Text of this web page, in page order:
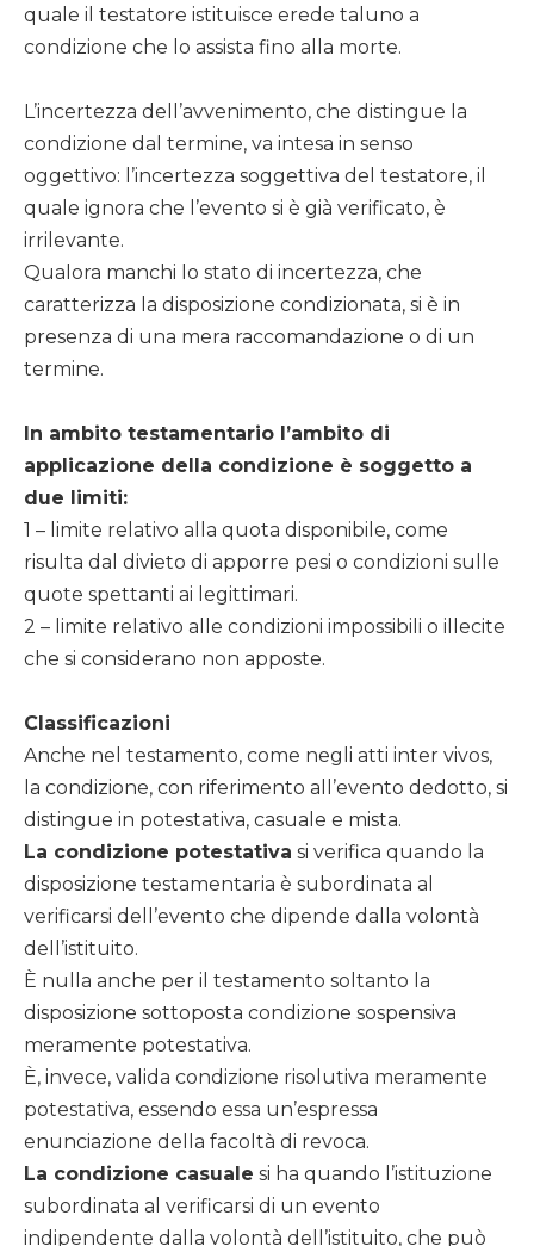
quale il testatore istituisce erede taluno a
condizione che lo assista fino alla morte.
L’incertezza dell’avvenimento, che distingue la
condizione dal termine, va intesa in senso
oggettivo: l’incertezza soggettiva del testatore, il
quale ignora che l’evento si è già verificato, è
irrilevante.
Qualora manchi lo stato di incertezza, che
caratterizza la disposizione condizionata, si è in
presenza di una mera raccomandazione o di un
termine.
In ambito testamentario l’ambito di
applicazione della condizione è soggetto a
due limiti:
1 – limite relativo alla quota disponibile, come
risulta dal divieto di apporre pesi o condizioni sulle
quote spettanti ai legittimari.
2 – limite relativo alle condizioni impossibili o illecite
che si considerano non apposte.
Classificazioni
Anche nel testamento, come negli atti inter vivos,
la condizione, con riferimento all’evento dedotto, si
distingue in potestativa, casuale e mista.
La condizione potestativa si verifica quando la
disposizione testamentaria è subordinata al
verificarsi dell’evento che dipende dalla volontà
dell’istituito.
È nulla anche per il testamento soltanto la
disposizione sottoposta condizione sospensiva
meramente potestativa.
È, invece, valida condizione risolutiva meramente
potestativa, essendo essa un’espressa
enunciazione della facoltà di revoca.
La condizione casuale si ha quando l’istituzione
subordinata al verificarsi di un evento
indipendente dalla volontà dell’istituito, che può